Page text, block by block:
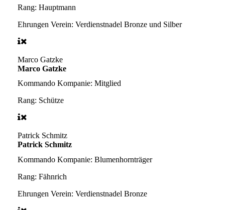
Rang: Hauptmann
Ehrungen Verein: Verdienstnadel Bronze und Silber
Marco Gatzke
Marco Gatzke
Kommando Kompanie: Mitglied
Rang: Schütze
Patrick Schmitz
Patrick Schmitz
Kommando Kompanie: Blumenhornträger
Rang: Fähnrich
Ehrungen Verein: Verdienstnadel Bronze